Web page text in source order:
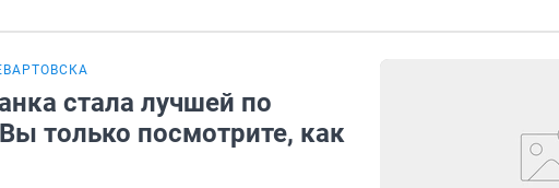
стала лучшей по
только посмотрите, как